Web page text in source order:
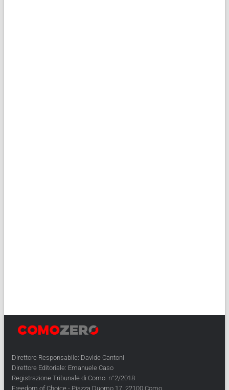
Direttore Responsabile: Davide Cantoni
Direttore Editoriale: Emanuele Caso
Registrazione Tribunale di Como: n°2/2018
Freedom of Choice - Piazza Duomo 17, 22100 Como